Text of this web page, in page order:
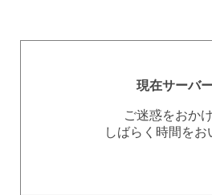
現在サーバ
ご迷惑をおか
しばらく時間を